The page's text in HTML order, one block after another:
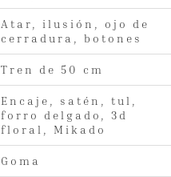
Atar, ilusión, ojo de
cerradura, botones
Tren de 50 cm
Encaje, satén, tul,
forro delgado, 3d
floral, Mikado
Goma